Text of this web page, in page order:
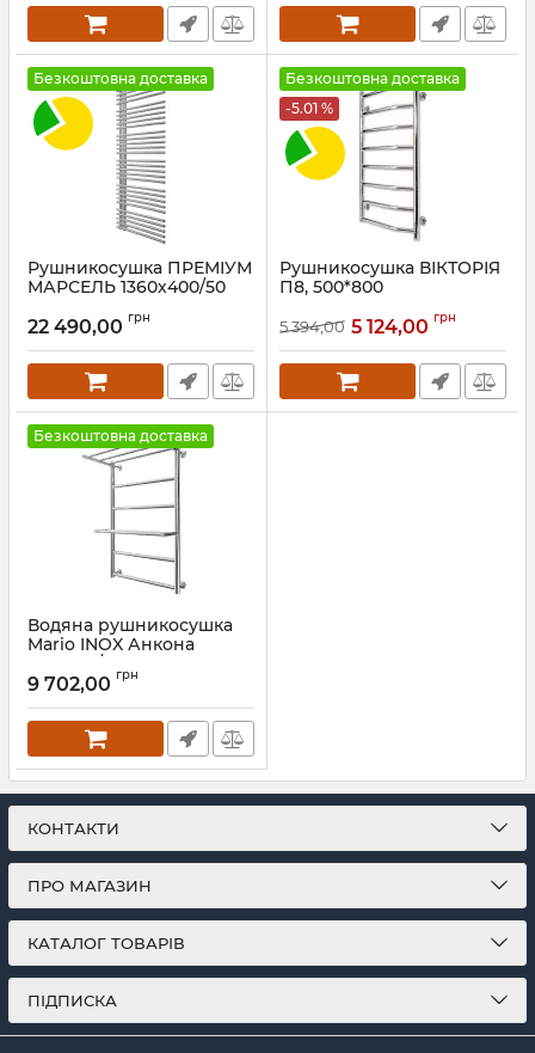
Безкоштовна доставка
Рушникосушка ПРЕМІУМ
МАРСЕЛЬ 1360х400/50
22 490,00 грн
Безкоштовна доставка
-5.01 %
Рушникосушка ВІКТОРІЯ
П8, 500*800
5 394,00 5 124,00 грн
Безкоштовна доставка
Водяна рушникосушка
Mario INOX Анкона
770х530/500 чорний мат
Артикул:1.8.044544.P-BM
9 702,00 грн
КОНТАКТИ
ПРО МАГАЗИН
КАТАЛОГ ТОВАРІВ
ПІДПИСКА